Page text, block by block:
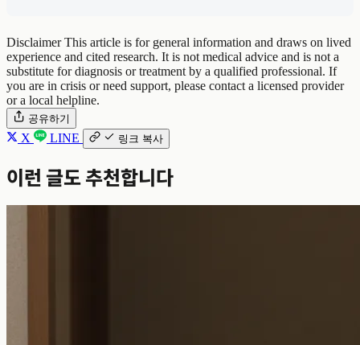
DisclaimerThis article is for general information and draws on lived
experience and cited research. It is not medical advice and is not a
substitute for diagnosis or treatment by a qualified professional. If
you are in crisis or need support, please contact a licensed provider
or a local helpline.
공유하기
X LINE 링크 복사
이런 글도 추천합니다